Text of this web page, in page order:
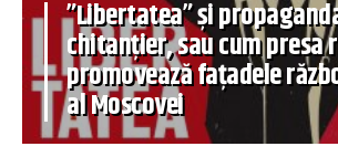
”Libertatea” și
chitanțier, sau cum presa
promovează fațadele
al Moscovei